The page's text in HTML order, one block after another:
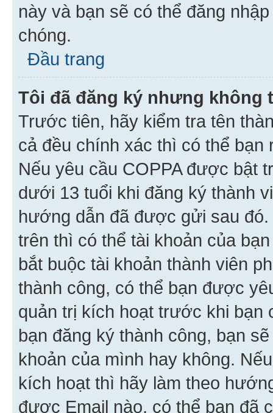
này và bạn sẽ có thể đăng
chóng.
Đầu trang
Tôi đã đăng ký nhưng không
Trước tiên, hãy kiểm tra tên
cả đều chính xác thì có thể
Nếu yêu cầu COPPA được bật
dưới 13 tuổi khi đăng ký thành
hướng dẫn đã được gửi sau
trên thì có thể tài khoản của
bắt buộc tài khoản thành viên
thành công, có thể bạn được
quản trị kích hoạt trước khi bạn
bạn đăng ký thành công, bạn
khoản của mình hay không.
kích hoạt thì hãy làm theo
được Email nào, có thể bạn đã